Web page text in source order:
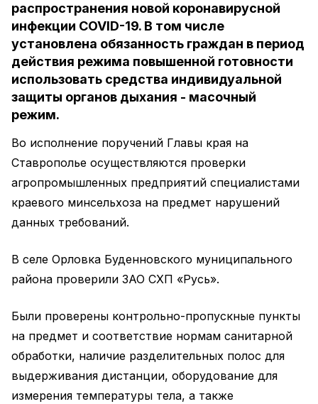
распространения новой коронавирусной
инфекции COVID-19. В том числе
установлена обязанность граждан в период
действия режима повышенной готовности
использовать средства индивидуальной
защиты органов дыхания - масочный
режим.
Во исполнение поручений Главы края на
Ставрополье осуществляются проверки
агропромышленных предприятий специалистами
краевого минсельхоза на предмет нарушений
данных требований.
В селе Орловка Буденновского муниципального
района проверили ЗАО СХП «Русь».
Были проверены контрольно-пропускные пункты
на предмет и соответствие нормам санитарной
обработки, наличие разделительных полос для
выдерживания дистанции, оборудование для
измерения температуры тела, а также